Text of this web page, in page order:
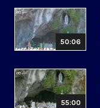
50:06
55:00